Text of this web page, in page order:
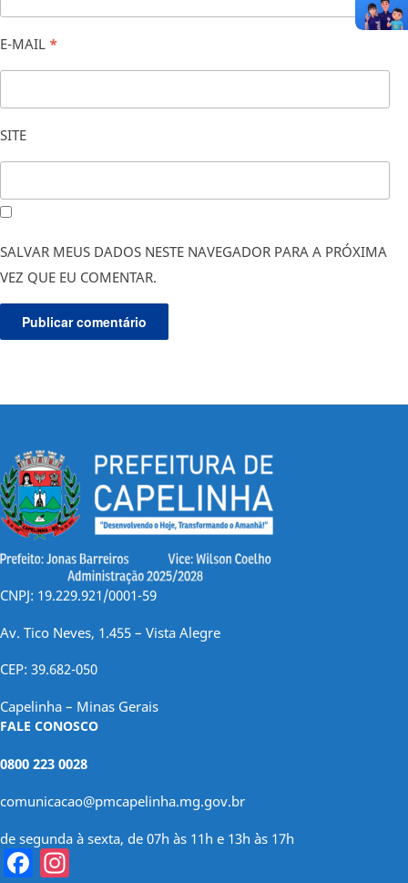
E-MAIL *
SITE
SALVAR MEUS DADOS NESTE NAVEGADOR PARA A PRÓXIMA
VEZ QUE EU COMENTAR.
CNPJ: 19.229.921/0001-59
Av. Tico Neves, 1.455 – Vista Alegre
CEP: 39.682-050
Capelinha – Minas Gerais
FALE CONOSCO
0800 223 0028
comunicacao@pmcapelinha.mg.gov.br
de segunda à sexta, de 07h às 11h e 13h às 17h
Facebook